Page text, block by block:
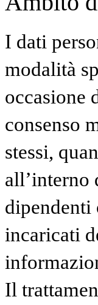
I dati
modalità
occasione
consenso
stessi,
all’interno
dipendenti
incaricati
Il